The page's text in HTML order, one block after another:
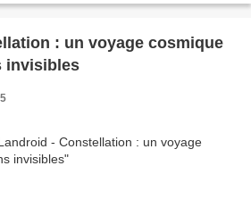
: un voyage cosmique
invisibles